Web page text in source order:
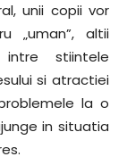
unii copii vor
„uman”, altii
stiintele
si atractiei
la o
in situatia